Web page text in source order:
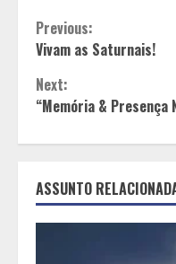
Continue
Reading
Previous:
Vivam as Saturnais!
Next:
“Memória & Presença
ASSUNTO